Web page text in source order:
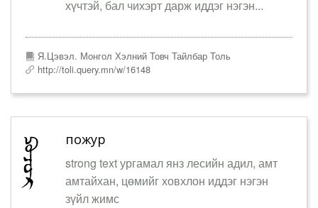
хүчтэй, бал чихэрт дарж иддэг нэгэн...
Я.Цэвэл. Монгол Хэлний Товч Тайлбар Толь
http://toli.query.mn/w/16148
пожур
strong text ургамал янз лесийн адил, амт
амтайхан, цөмийг ховхлон иддэг нэгэн
зүйл жимс